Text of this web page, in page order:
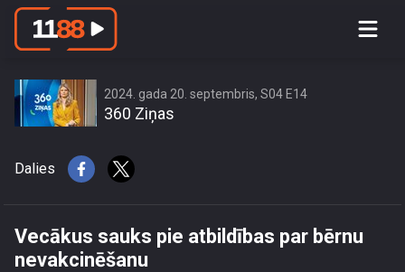
Vecākus sauks pie atbildības par
2024. gada 20. septembris, S04 E14
360 Ziņas
Dalies
Vecākus sauks pie atbildības par bērnu
nevakcinēšanu